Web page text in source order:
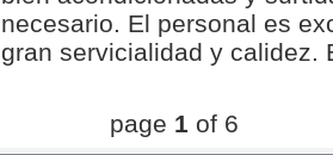
necesario. El personal es
gran servicialidad y calidez.
page 1 of 6